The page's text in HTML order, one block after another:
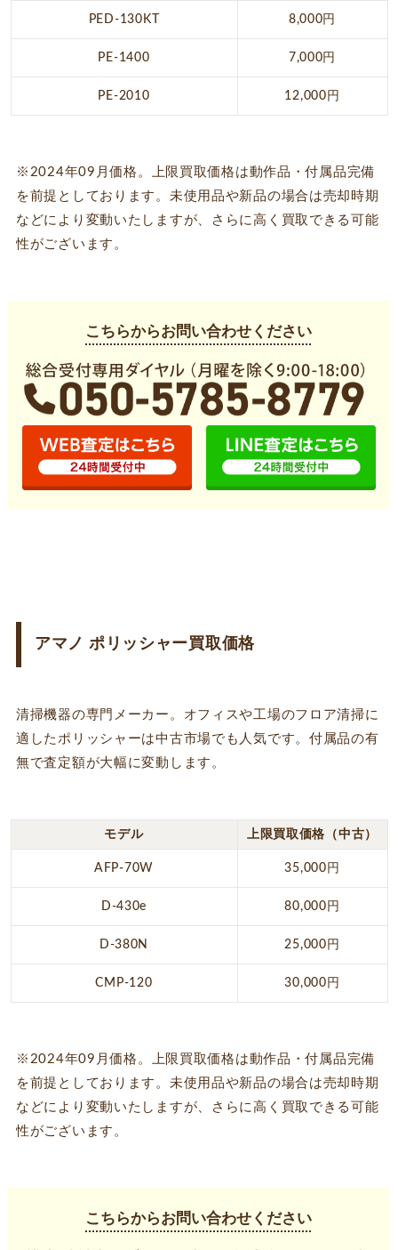
PED-130KT 8,000円
PE-1400 7,000円
PE-2010 12,000円
※2024年09月価格。上限買取価格は動作品・付属品完備
を前提としております。未使用品や新品の場合は売却時期
などにより変動いたしますが、さらに高く買取できる可能
性がございます。
こちらからお問い合わせください
アマノ ポリッシャー買取価格
清掃機器の専門メーカー。オフィスや工場のフロア清掃に
適したポリッシャーは中古市場でも人気です。付属品の有
無で査定額が大幅に変動します。
モデル 上限買取価格（中古）
AFP-70W 35,000円
D-430e 80,000円
D-380N 25,000円
CMP-120 30,000円
※2024年09月価格。上限買取価格は動作品・付属品完備
を前提としております。未使用品や新品の場合は売却時期
などにより変動いたしますが、さらに高く買取できる可能
性がございます。
こちらからお問い合わせください